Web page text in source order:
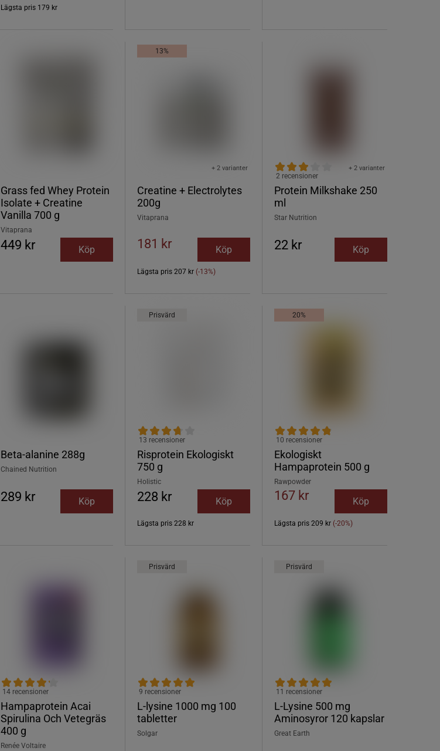
Lägsta pris 179 kr
Grass fed Whey Protein
Isolate + Creatine
Vanilla 700 g
Vitaprana
449 kr Köp
13%
Creatine + Electrolytes
200g
+ 2 varianter
Vitaprana
181 kr Köp
Lägsta pris 207 kr (-13%)
Protein Milkshake 250
ml
+ 2 varianter
2 recensioner
Star Nutrition
22 kr Köp
Beta-alanine 288g
Chained Nutrition
289 kr Köp
Prisvärd
Risprotein Ekologiskt
750 g
13 recensioner
Holistic
228 kr Köp
Lägsta pris 228 kr
20%
Ekologiskt
Hampaprotein 500 g
10 recensioner
Rawpowder
167 kr Köp
Lägsta pris 209 kr (-20%)
Hampaprotein Acai
Spirulina Och Vetegräs
400 g
14 recensioner
Renée Voltaire
Prisvärd
L-lysine 1000 mg 100
tabletter
9 recensioner
Solgar
Prisvärd
L-Lysine 500 mg
Aminosyror 120 kapslar
11 recensioner
Great Earth